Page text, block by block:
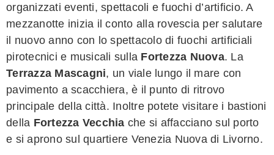
organizzati eventi, spettacoli e fuochi d’artificio. A
mezzanotte inizia il conto alla rovescia per salutare
il nuovo anno con lo spettacolo di fuochi artificiali
pirotecnici e musicali sulla Fortezza Nuova. La
Terrazza Mascagni, un viale lungo il mare con
pavimento a scacchiera, è il punto di ritrovo
principale della città. Inoltre potete visitare i bastioni
della Fortezza Vecchia che si affacciano sul porto
e si aprono sul quartiere Venezia Nuova di Livorno.